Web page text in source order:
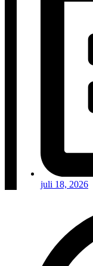
juli 18, 2026